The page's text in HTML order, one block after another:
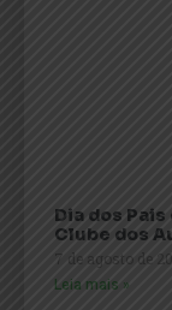
Dia dos
Clube dos
7 de agosto de
Leia mais »